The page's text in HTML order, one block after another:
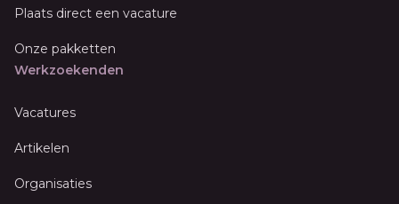
Plaats direct een vacature
Onze pakketten
Werkzoekenden
Vacatures
Artikelen
Organisaties